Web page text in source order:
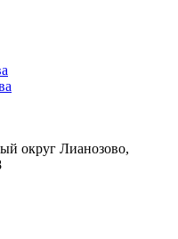
округ Лианозово,